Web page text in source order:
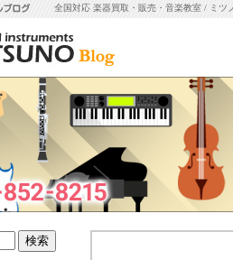
全国対応 楽器買取・販売・音楽教室 / ミツ